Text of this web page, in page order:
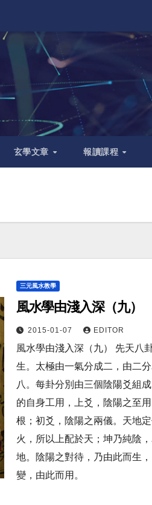
玄學文章 報讀課程
三元風水教學
風水學由淺入深（九）
2015-01-07 EDITOR
風水學由淺入深（九） 先天八
生。太極由一氣分成二，由二
八。每卦分別由三個陰陽爻組
的自身工用，上爻，陰陽之至
根；初爻，陰陽之兩儀。天地
火，所以上配於天；坤乃純陰
地。陰陽之對待，乃由此而生
變，由此而用。